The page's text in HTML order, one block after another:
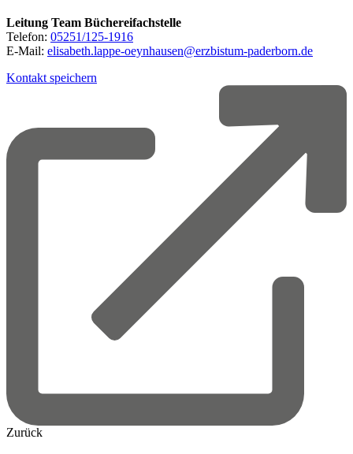
Leitung Team Büchereifachstelle
Telefon: 05251/125-1916
E-Mail: elisabeth.lappe-oeynhausen@erzbistum-paderborn.de
Kontakt speichern
Zurück